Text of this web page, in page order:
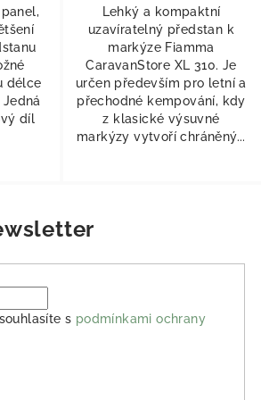
délce
díl
Lehký a kompaktní
uzavíratelný předstan k
markýze Fiamma
CaravanStore XL 310. Je
určen především pro letní a
přechodné kempování, kdy
z klasické výsuvné
markýzy vytvoří chráněný...
s podmínkami ochrany